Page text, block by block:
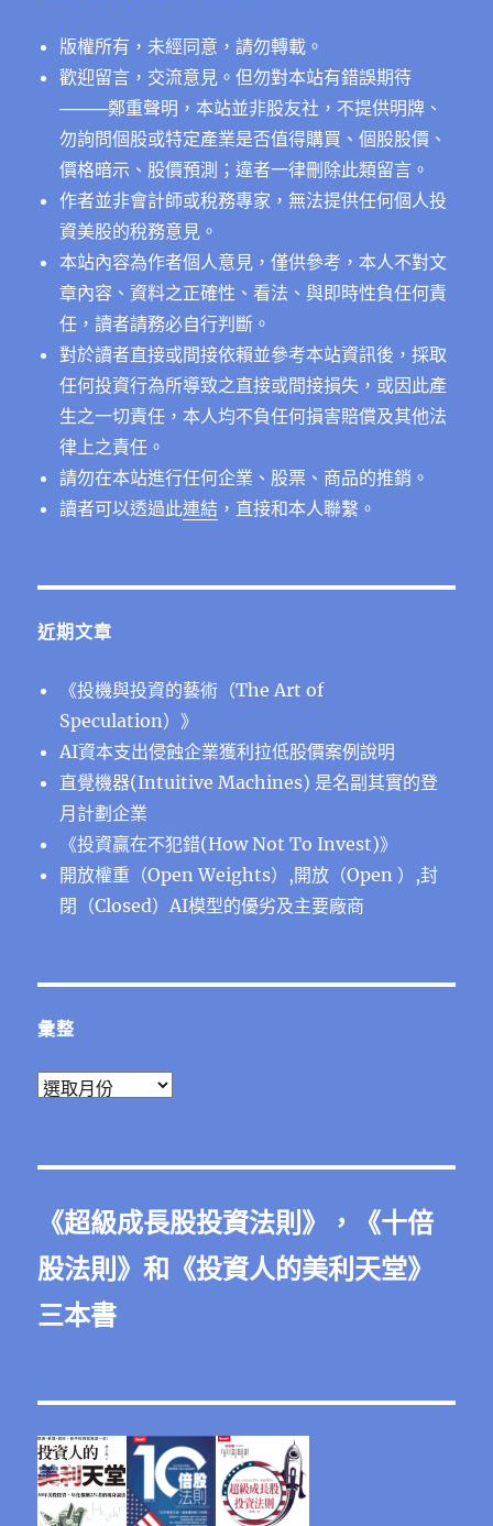
的
精
看
法〉
中
版權所有，未經同意，請勿轉載。
歡迎留言，交流意見。但勿對本站有錯誤期待
────鄭重聲明，本站並非股友社，不提供明牌、
勿詢問個股或特定產業是否值得購買、個股股價、
價格暗示、股價預測；違者一律刪除此類留言。
作者並非會計師或稅務專家，無法提供任何個人投
資美股的稅務意見。
本站內容為作者個人意見，僅供參考，本人不對文
章內容、資料之正確性、看法、與即時性負任何責
任，讀者請務必自行判斷。
對於讀者直接或間接依賴並參考本站資訊後，採取
任何投資行為所導致之直接或間接損失，或因此產
生之一切責任，本人均不負任何損害賠償及其他法
律上之責任。
請勿在本站進行任何企業、股票、商品的推銷。
讀者可以透過此連結 ，直接和本人聯繫。
近期文章
《投機與投資的藝術（The Art of
Speculation）》
AI資本支出侵蝕企業獲利拉低股價案例說明
直覺機器(Intuitive Machines) 是名副其實的登
月計劃企業
《投資贏在不犯錯(How Not To Invest)》
開放權重（Open Weights）,開放（Open ）,封
閉（Closed）AI模型的優劣及主要廠商
彙整
彙
《超級成長股投資法則 》，《十倍
股法則 》和《投資人的美利天堂》
三本書